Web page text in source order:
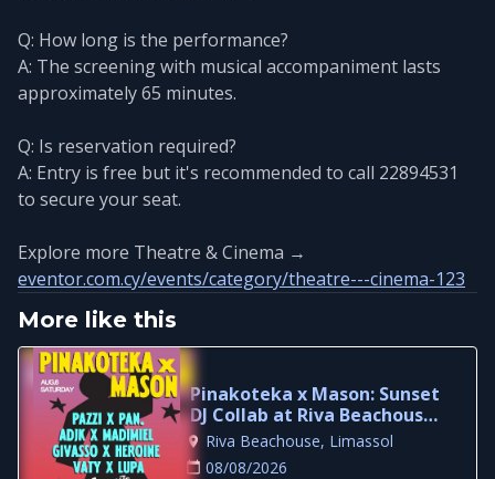
Q: How long is the performance?
A: The screening with musical accompaniment lasts
approximately 65 minutes.
Q: Is reservation required?
A: Entry is free but it's recommended to call 22894531
to secure your seat.
Explore more Theatre & Cinema →
eventor.com.cy/events/category/theatre---cinema-123
More like this
Pinakoteka x Mason: Sunset
DJ Collab at Riva Beachouse
Limassol
Riva Beachouse, Limassol
08/08/2026